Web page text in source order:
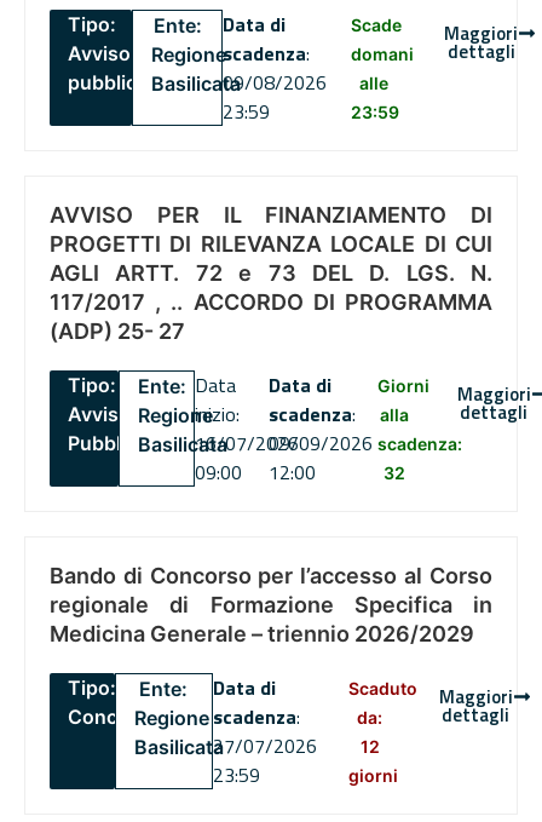
Tipo:
Avviso
pubblico
Ente:
Regione
Basilicata
Data di
scadenza:
09/08/2026
23:59
Scade
domani
alle
23:59
Maggiori
dettagli
AVVISO PER IL FINANZIAMENTO DI
PROGETTI DI RILEVANZA LOCALE DI CUI
AGLI ARTT. 72 e 73 DEL D. LGS. N.
117/2017 , .. ACCORDO DI PROGRAMMA
(ADP) 25- 27
Tipo:
Avviso
Pubblico
Ente:
Regione
Basilicata
Data
inizio:
16/07/2026
09:00
Data di
scadenza:
09/09/2026
12:00
Giorni
alla
scadenza:
32
Maggiori
dettagli
Bando di Concorso per l’accesso al Corso
regionale di Formazione Specifica in
Medicina Generale – triennio 2026/2029
Tipo:
Concorsi
Ente:
Regione
Basilicata
Data di
scadenza:
27/07/2026
23:59
Scaduto
da:
12
giorni
Maggiori
dettagli